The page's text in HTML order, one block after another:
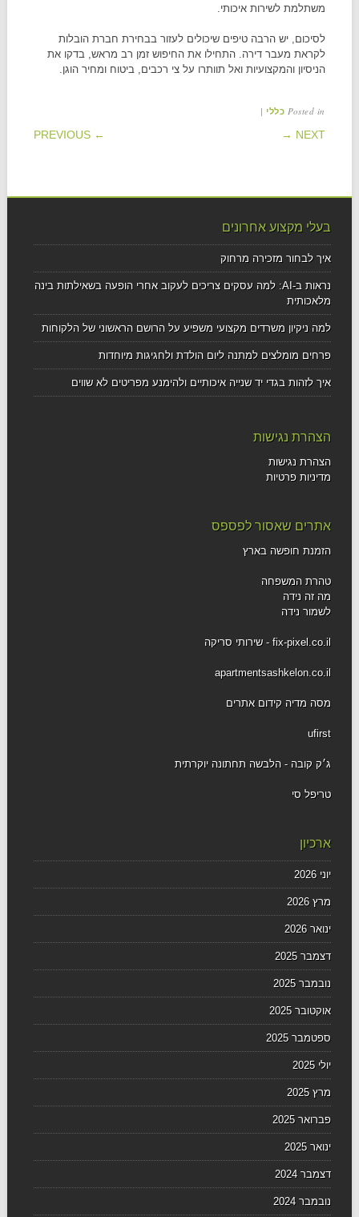
משתלמת לשירות איכותי.
לסיכום, יש הרבה טיפים שיכולים לעזור בבחירת חברת הובלות
לקראת מעבר דירה. התחילו את החיפוש זמן רב מראש, בדקו את
הניסיון והמקצועיות ואל תוותרו על צי רכבים, ביטוח ומחיר הוגן.
Posted in כללי |
POST NAVIGATION
← PREVIOUS NEXT →
בעלי מקצוע אחרונים
איך לבחור מזכירה מרחוק
נראות ב-AI: למה עסקים צריכים לעקוב אחרי הופעה בשאילתות בינה
מלאכותית
למה ניקיון משרדים מקצועי משפיע על הרושם הראשוני של הלקוחות
פרחים מומלצים למתנה ליום הולדת ולחגיגות מיוחדות
איך לזהות בגדי יד שנייה איכותיים ולהימנע מפריטים לא שווים
הצהרת נגישות
הצהרת נגישות
מדיניות פרטיות
אתרים שאסור לפספס
הזמנת חופשה בארץ
טהרת המשפחה
מה זה נידה
לשמור נידה
fix-pixel.co.il - שירותי סריקה
apartmentsashkelon.co.il
מסה מדיה קידום אתרים
ufirst
ג׳ק קובה - הלבשה תחתונה יוקרתית
טריפל סי
ארכיון
יוני 2026
מרץ 2026
ינואר 2026
דצמבר 2025
נובמבר 2025
אוקטובר 2025
ספטמבר 2025
יולי 2025
מרץ 2025
פברואר 2025
ינואר 2025
דצמבר 2024
נובמבר 2024